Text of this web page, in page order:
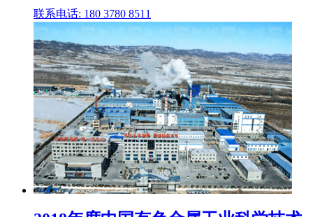
联系电话: 180 3780 8511